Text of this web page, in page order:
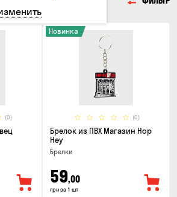
(0) (0)
Новинка
Брелок из ПВХ Магазин Hop
Hey
Брелки
59,00
грн за 1 шт